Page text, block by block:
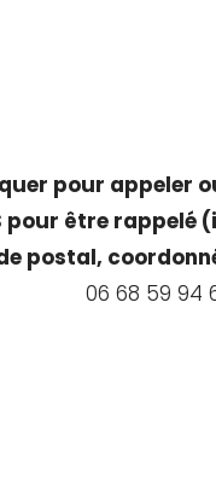
pour appeler
pour être rappelé
postal,
06 68 59 94